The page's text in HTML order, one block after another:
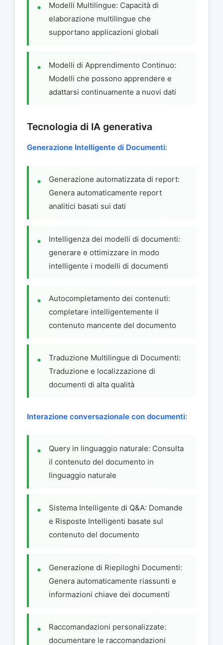
Modelli Multilingue: Capacità di
elaborazione multilingue che
supportano applicazioni globali
Modelli di Apprendimento Continuo:
Modelli che possono apprendere e
adattarsi continuamente a nuovi dati
Tecnologia di IA generativa
Generazione Intelligente di Documenti:
Generazione automatizzata di report:
Genera automaticamente report
analitici basati sui dati
Intelligenza dei modelli di documenti:
generare e ottimizzare in modo
intelligente i modelli di documenti
Autocompletamento dei contenuti:
completare intelligentemente il
contenuto mancente del documento
Traduzione Multilingue di Documenti:
Traduzione e localizzazione di
documenti di alta qualità
Interazione conversazionale con documenti:
Query in linguaggio naturale: Consulta
il contenuto del documento in
linguaggio naturale
Sistema Intelligente di Q&A: Domande
e Risposte Intelligenti basate sul
contenuto del documento
Generazione di Riepiloghi Documenti:
Genera automaticamente riassunti e
informazioni chiave dei documenti
Raccomandazioni personalizzate:
documentare le raccomandazioni